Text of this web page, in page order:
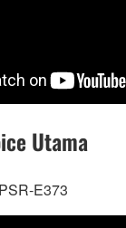
Utama
E373